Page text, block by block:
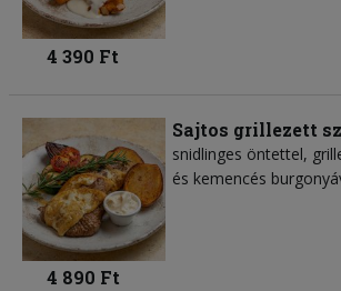
4 390 Ft
Sajtos grillezett
snidlinges öntettel,
és kemencés
4 890 Ft